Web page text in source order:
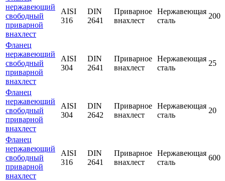
нержавеющий
свободный
приварной
внахлест
AISI
316
DIN
2641
Приварное
внахлест
Нержавеющая
сталь
200
Фланец
нержавеющий
свободный
приварной
внахлест
AISI
304
DIN
2641
Приварное
внахлест
Нержавеющая
сталь
25
Фланец
нержавеющий
свободный
приварной
внахлест
AISI
304
DIN
2642
Приварное
внахлест
Нержавеющая
сталь
20
Фланец
нержавеющий
свободный
приварной
внахлест
AISI
316
DIN
2641
Приварное
внахлест
Нержавеющая
сталь
600